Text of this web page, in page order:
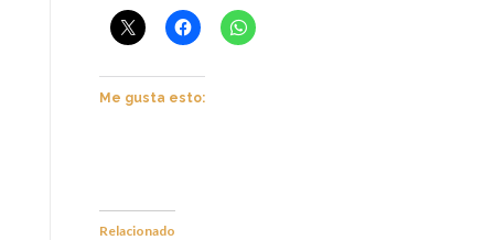
Me gusta esto:
Relacionado